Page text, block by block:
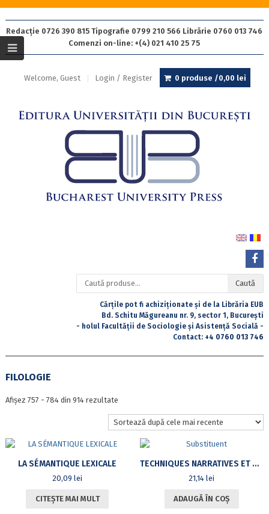
Redacție 0726 390 815 Tipografie 0799 210 566 Librărie 0760 013 746
Comenzi on-line: +(4) 021 410 25 75
Welcome, Guest Login / Register 0 produse /0,00 lei
Caută
după:
Caută
Cărțile pot fi achiziționate și de la Librăria EUB
Bd. Schitu Măgureanu nr. 9, sector 1, București
- holul Facultății de Sociologie și Asistență Socială -
Contact: +4 0760 013 746
FILOLOGIE
Afișez 757 - 784 din 914 rezultateSortat
cele
recente
LA SÉMANTIQUE LEXICALE
20,09lei
CITEȘTE MAI MULT
TECHNIQUES NARRATIVES ET DESCRIPTIVES DANS L’OEUVRE DE ROGER MARTIN DU GARD
21,14lei
ADAUGĂ ÎN COȘ